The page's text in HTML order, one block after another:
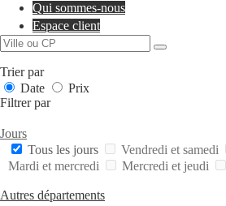
Qui sommes-nous
Espace client
Trier par
Date
Prix
Filtrer par
Jours
Tous les jours
Vendredi et samedi
Mardi et mercredi
Mercredi et jeudi
Autres départements